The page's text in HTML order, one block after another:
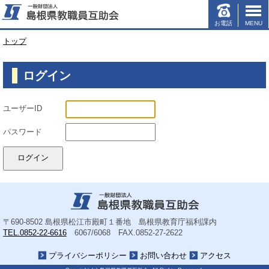
このページの本文へ
MENU
お電話
現
の
置：
トップ
ログイン
ユーザーID
パスワード
〒690-8502 島根県松江市殿町１番地 島根県教育庁福利課内
TEL.0852-22-6616 6067/6068 FAX.0852-27-2622
プライバシーポリシー お問い合わせ アクセス